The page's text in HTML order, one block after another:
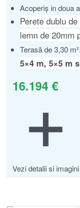
Acoperiș in doua
Perete dublu
lemn de 20mm
Terasă de 3,30 m².
5×4 m, 5×5 m
16.194 €
Vezi detalii si imagini